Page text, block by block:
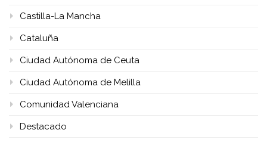
Castilla-La Mancha
Cataluña
Ciudad Autónoma de Ceuta
Ciudad Autónoma de Melilla
Comunidad Valenciana
Destacado